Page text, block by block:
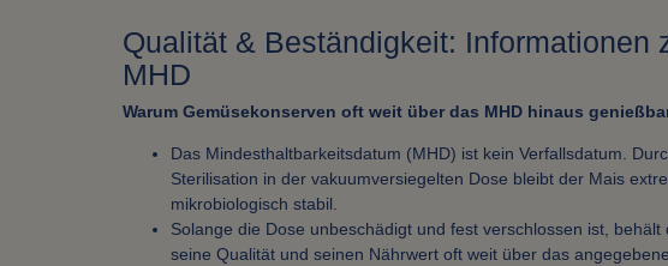
Qualität & Beständigkeit: Informationen
MHD
Warum Gemüsekonserven oft weit über das MHD hinaus
Das Mindesthaltbarkeitsdatum (MHD) ist kein Verfallsdatum.
Sterilisation in der vakuumversiegelten Dose bleibt der Mais
mikrobiologisch stabil.
Solange die Dose unbeschädigt und fest verschlossen ist, behält
seine Qualität und seinen Nährwert oft weit über das